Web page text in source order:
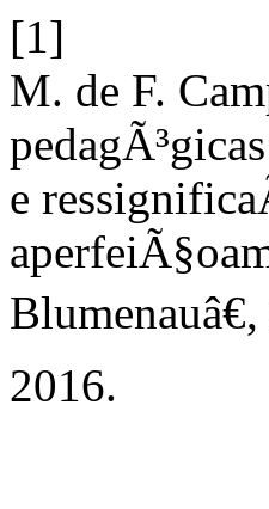
[1]
M. de F.
e
Blumenauâ€,
2016.